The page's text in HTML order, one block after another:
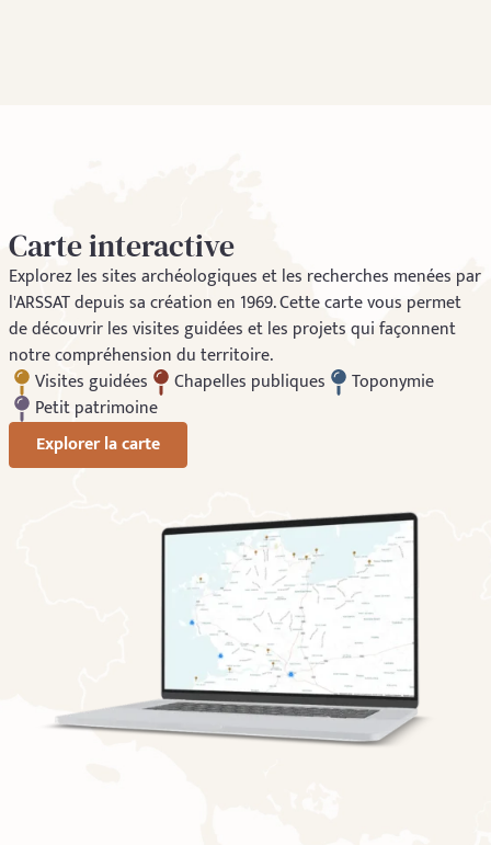
Carte interactive
Explorez les sites archéologiques et les recherches menées par
l'ARSSAT depuis sa création en 1969. Cette carte vous permet
de découvrir les visites guidées et les projets qui façonnent
notre compréhension du territoire.
Visites guidées
Chapelles publiques
Toponymie
Petit patrimoine
Explorer la carte